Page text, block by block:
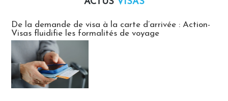
De la demande de visa à la carte d’arrivée : Action-
Visas fluidifie les formalités de voyage